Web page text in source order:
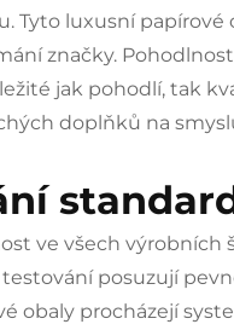
Tyto luxusní
značky.
jak pohodlí, tak
doplňků na
ve všech výrobních
posuzují
obaly procházejí